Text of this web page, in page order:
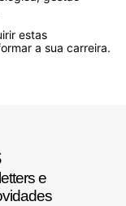
estas
a sua carreira.
e